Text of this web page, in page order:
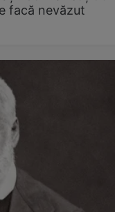
facă nevăzut